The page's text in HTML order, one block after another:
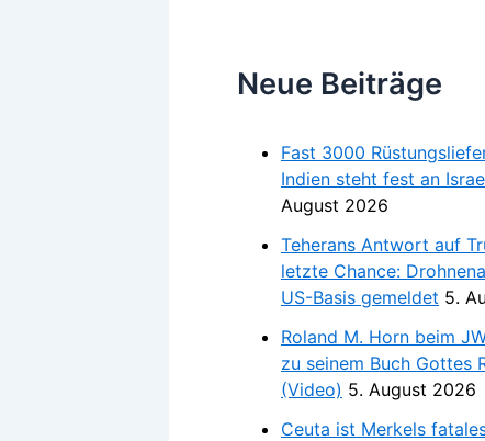
Neue Beiträge
Fast 3000
Indien steht fest an
August 2026
Teherans Antwort auf
letzte Chance:
US-Basis gemeldet 5.
Roland M. Horn beim
zu seinem Buch Gottes
(Video) 5. August 2026
Ceuta ist Merkels